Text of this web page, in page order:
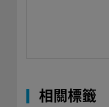
相關標籤